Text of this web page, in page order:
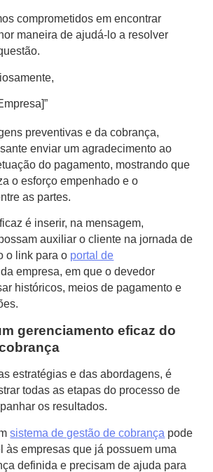
comprometidos em encontrar
maneira de ajudá-lo a resolver
preventivas e da cobrança,
enviar um agradecimento ao
do pagamento, mostrando que
o esforço empenhado e o
as partes.
é inserir, na mensagem,
auxiliar o cliente na jornada de
o link para o portal de
da empresa, em que o devedor
históricos, meios de pagamento e
gerenciamento eficaz do
estratégias e das abordagens, é
todas as etapas do processo de
os resultados.
sistema de gestão de cobrança pode
às empresas que já possuem uma
definida e precisam de ajuda para